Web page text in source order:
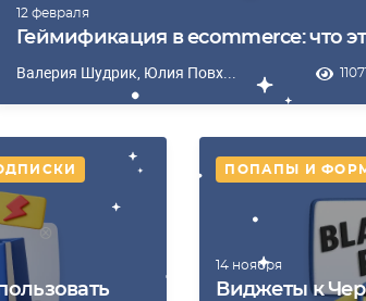
12 февраля
Геймификация в ecommerce: что
Валерия Шудрик, Юлия Повх... 11071
ПОПАПЫ И
14 ноября
Виджеты к